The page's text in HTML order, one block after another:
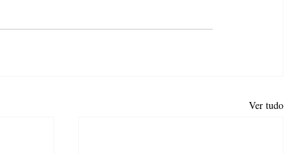
Ver tudo